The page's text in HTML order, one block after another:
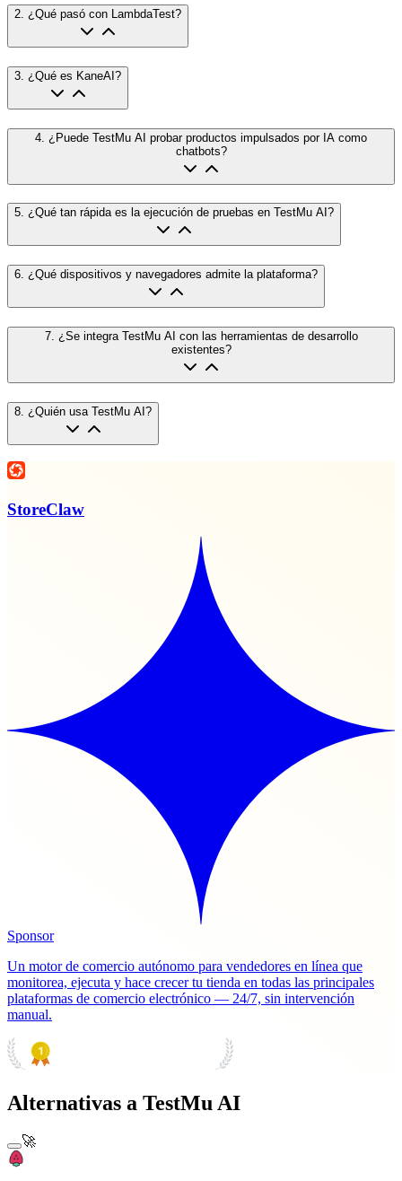
2. ¿Qué pasó con LambdaTest?
3 ¿Qué es KaneAI?
4 ¿Puede TestMu AI probar productos impulsados por IA como
chatbots?
5. ¿Qué tan rápida es la ejecución de pruebas en TestMu AI?
6. ¿Qué dispositivos y navegadores admite la plataforma?
7. ¿Se integra TestMu AI con las herramientas de desarrollo
existentes?
8 ¿Quién usa TestMu AI?
StoreClaw
Sponsor
Un motor de comercio autónomo para vendedores en línea que
monitorea, ejecuta y hace crecer tu tienda en todas las principales
plataformas de comercio electrónico — 24/7, sin intervención
manual.
Alternativas a TestMu AI
🚀